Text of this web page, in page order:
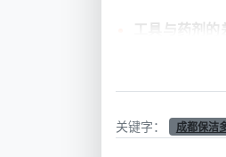
工具与药剂的
最小起订门槛
成都保洁
关键字： 成都保洁